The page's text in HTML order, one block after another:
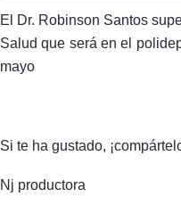
El Dr. Robinson Santos
Salud que será en el
mayo
Si te ha gustado,
Nj productora